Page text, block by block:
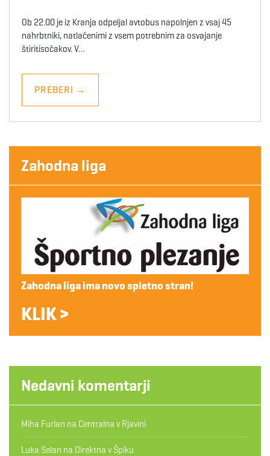
Ob 22.00 je iz Kranja odpeljal avtobus napolnjen z vsaj 45
nahrbtniki, natlačenimi z vsem potrebnim za osvajanje
štiritisočakov. V…
PREBERI →
Zahodna liga
Zahodna liga ima novo spletno stran!
KLIK >
Nedavni komentarji
Miha Furlan na Centralna v Rjavini
Luka Selan na Direktna v Špiku